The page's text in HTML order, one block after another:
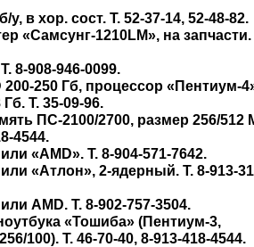
в хор. сост. Т. 52-37-14, 52-48-82.
«Самсунг-1210LM», на запчасти.
8-908-946-0099.
250 Гб, процессор «Пентиум-
Т. 35-09-96.
ПС-2100/2700, размер 256/512
4544.
«AMD». Т. 8-904-571-7642.
«Атлон», 2-ядерный. Т. 8-913-
AMD. Т. 8-902-757-3504.
«Тошиба» (Пентиум-3,
100). Т. 46-70-40, 8-913-418-4544.